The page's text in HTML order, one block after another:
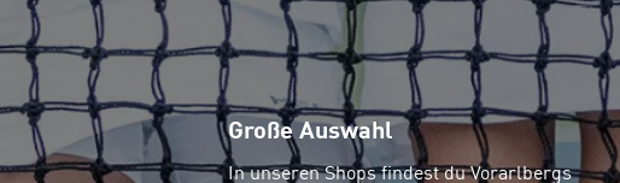
Große Auswahl
In unseren Shops findest du Vorarlbergs